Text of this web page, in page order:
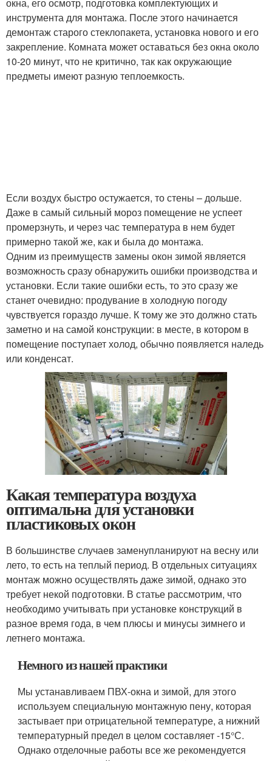
инструмента для монтажа. После этого начинается
демонтаж старого стеклопакета, установка нового и его
закрепление. Комната может оставаться без окна около
10-20 минут, что не критично, так как окружающие
предметы имеют разную теплоемкость.
Если воздух быстро остужается, то стены – дольше.
Даже в самый сильный мороз помещение не успеет
промерзнуть, и через час температура в нем будет
примерно такой же, как и была до монтажа.
Одним из преимуществ замены окон зимой является
возможность сразу обнаружить ошибки производства и
установки. Если такие ошибки есть, то это сразу же
станет очевидно: продувание в холодную погоду
чувствуется гораздо лучше. К тому же это должно стать
заметно и на самой конструкции: в месте, в котором в
помещение поступает холод, обычно появляется наледь
или конденсат.
Какая температура воздуха
оптимальна для установки
пластиковых окон
В большинстве случаев заменупланируют на весну или
лето, то есть на теплый период. В отдельных ситуациях
монтаж можно осуществлять даже зимой, однако это
требует некой подготовки. В статье рассмотрим, что
необходимо учитывать при установке конструкций в
разное время года, в чем плюсы и минусы зимнего и
летнего монтажа.
Немного из нашей практики
Мы устанавливаем ПВХ-окна и зимой, для этого
используем специальную монтажную пену, которая
застывает при отрицательной температуре, а нижний
температурный предел в целом составляет -15°С.
Однако отделочные работы все же рекомендуется